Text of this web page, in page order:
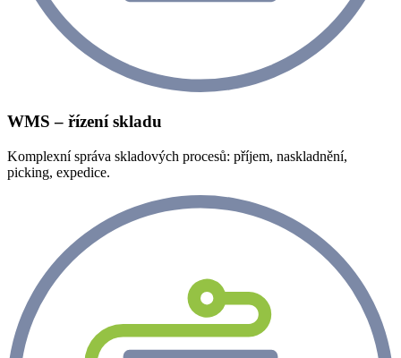
WMS – řízení skladu
Komplexní správa skladových procesů: příjem, naskladnění,
picking, expedice.